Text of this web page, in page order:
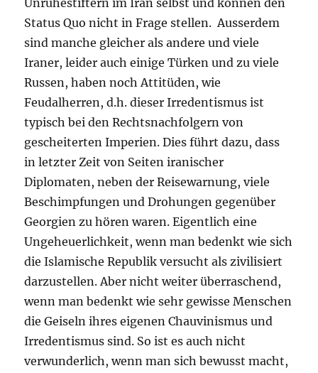
Unruhestiftern im Iran selbst und können den
Status Quo nicht in Frage stellen. Ausserdem
sind manche gleicher als andere und viele
Iraner, leider auch einige Türken und zu viele
Russen, haben noch Attitüden, wie
Feudalherren, d.h. dieser Irredentismus ist
typisch bei den Rechtsnachfolgern von
gescheiterten Imperien. Dies führt dazu, dass
in letzter Zeit von Seiten iranischer
Diplomaten, neben der Reisewarnung, viele
Beschimpfungen und Drohungen gegenüber
Georgien zu hören waren. Eigentlich eine
Ungeheuerlichkeit, wenn man bedenkt wie sich
die Islamische Republik versucht als zivilisiert
darzustellen. Aber nicht weiter überraschend,
wenn man bedenkt wie sehr gewisse Menschen
die Geiseln ihres eigenen Chauvinismus und
Irredentismus sind. So ist es auch nicht
verwunderlich, wenn man sich bewusst macht,